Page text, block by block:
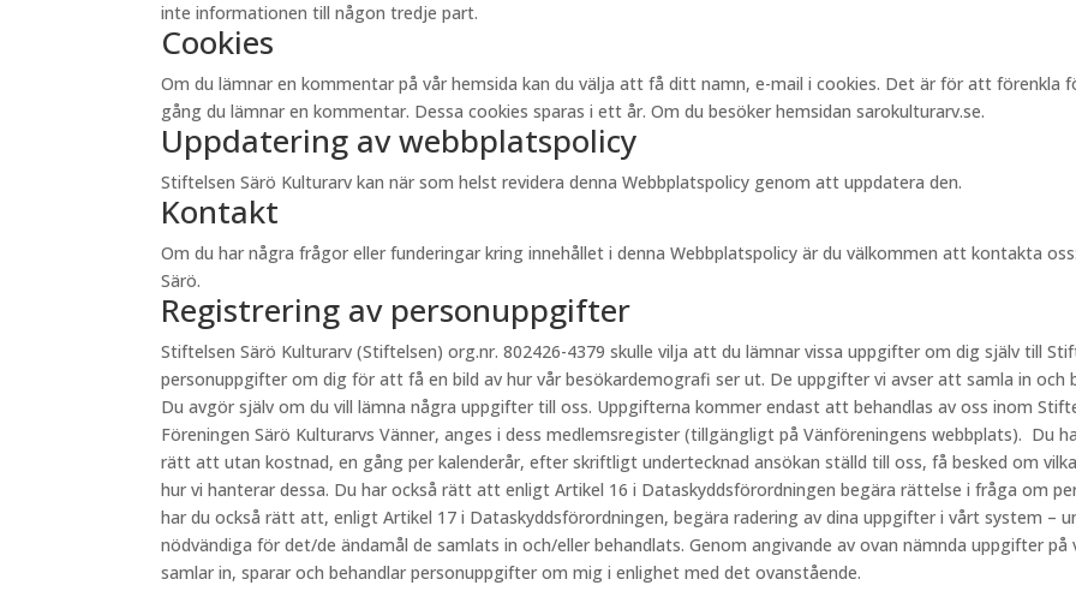
inte informationen till någon tredje part.
Cookies
Om du lämnar en kommentar på vår hemsida kan du välja att få ditt namn, e-mail i cookies. Det är för att förenkla
gång du lämnar en kommentar. Dessa cookies sparas i ett år. Om du besöker hemsidan sarokulturarv.se.
Uppdatering av webbplatspolicy
Stiftelsen Särö Kulturarv kan när som helst revidera denna Webbplatspolicy genom att uppdatera den.
Kontakt
Om du har några frågor eller funderingar kring innehållet i denna Webbplatspolicy är du välkommen att kontakta
Särö.
Registrering av personuppgifter
Stiftelsen Särö Kulturarv (Stiftelsen) org.nr. 802426-4379 skulle vilja att du lämnar vissa uppgifter om dig själv till
personuppgifter om dig för att få en bild av hur vår besökardemografi ser ut. De uppgifter vi avser att samla in och
Du avgör själv om du vill lämna några uppgifter till oss. Uppgifterna kommer endast att behandlas av oss inom
Föreningen Särö Kulturarvs Vänner, anges i dess medlemsregister (tillgängligt på Vänföreningens webbplats). Du
rätt att utan kostnad, en gång per kalenderår, efter skriftligt undertecknad ansökan ställd till oss, få besked om
hur vi hanterar dessa. Du har också rätt att enligt Artikel 16 i Dataskyddsförordningen begära rättelse i fråga om
har du också rätt att, enligt Artikel 17 i Dataskyddsförordningen, begära radering av dina uppgifter i vårt system
nödvändiga för det/de ändamål de samlats in och/eller behandlats. Genom angivande av ovan nämnda uppgifter
samlar in, sparar och behandlar personuppgifter om mig i enlighet med det ovanstående.